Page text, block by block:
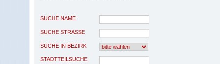
SUCHE NAME
SUCHE STRASSE
SUCHE IN BEZIRK
STADTTEILSUCHE